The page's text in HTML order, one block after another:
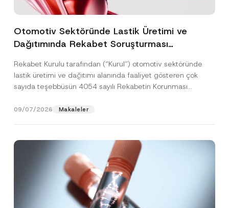
Otomotiv Sektöründe Lastik Üretimi ve
Dağıtımında Rekabet Soruşturması
Cezasına Hükmedilmiştir
Rekabet Kurulu tarafından (“Kurul”) otomotiv sektöründe
lastik üretimi ve dağıtımı alanında faaliyet gösteren çok
sayıda teşebbüsün 4054 sayılı Rekabetin Korunması
09/07/2026 Makaleler